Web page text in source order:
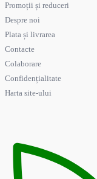
Promoții și reduceri
Despre noi
Plata și livrarea
Contacte
Colaborare
Confidențialitate
Harta site-ului